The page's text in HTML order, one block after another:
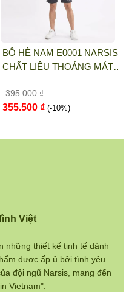
dan-mua-hang
QUẦN LÓT NỮ NARSIS
K8076 NARSIS VẢI THUN
LẠNH THOÁNG MÁT, LÓT
COTTON THOẢI MÁI, GIỮ
DÁNG TỐT, THO...
65.000 ₫
58.500 ₫(-10%)
những thiết kế tinh tế dành
được ấp ủ bởi tình yêu
đội ngũ Narsis, mang đến
Vietnam".
Việt